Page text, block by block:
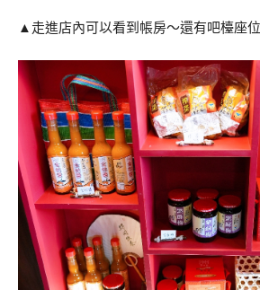
▲走進店內可以看到帳房～還有吧檯座